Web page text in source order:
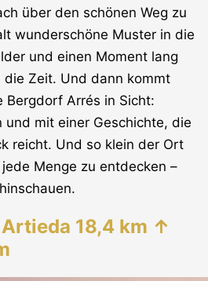
über den schönen Weg zu
wunderschöne Muster in die
und einen Moment lang
Zeit. Und dann kommt
Bergdorf Arrés in Sicht:
und mit einer Geschichte, die
reicht. Und so klein der Ort
Menge zu entdecken –
Artieda 18,4 km ↑